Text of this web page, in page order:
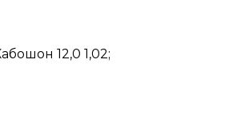
12,0 1,02;